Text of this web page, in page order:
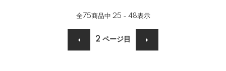
機械式を試すならセイコー プレザージュ
全75商品中 25 - 48表示
2 ページ目